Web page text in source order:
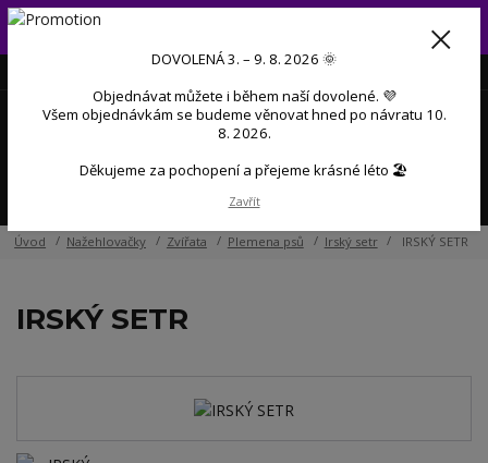
Od 3. do 9. 8. 2026 budeme mít dovolenou 💜 Objednávky přijaté
během dovolené začneme postupně zpracovávat po návratu 💜
Úvod Nažehlovačky Zvířata Plemena psů Irský setr IRSKÝ SETR
IRSKÝ SETR
DOVOLENÁ 3. – 9. 8. 2026 🌞
Objednávat můžete i během naší dovolené. 💜
Všem objednávkám se budeme věnovat hned po návratu 10.
8. 2026.
Děkujeme za pochopení a přejeme krásné léto 🏖️
Zavřít